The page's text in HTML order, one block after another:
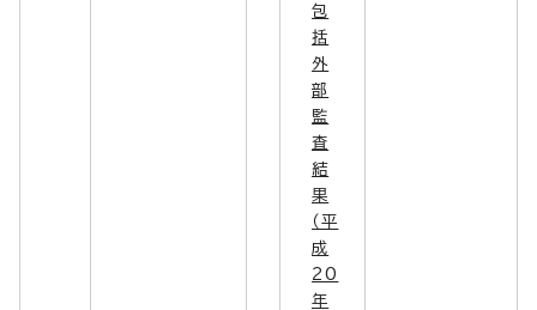
包
括
外
部
監
査
結
果
（平
成
20
年